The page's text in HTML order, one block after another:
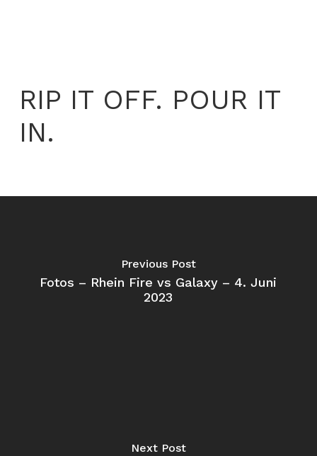
RIP IT OFF. POUR IT
IN.
Previous Post
Fotos – Rhein Fire vs Galaxy – 4. Juni
2023
Next Post